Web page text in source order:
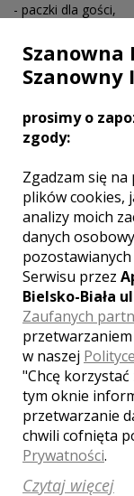
- paczki dla gości,
Serdecznie
Mamy nadzieję,
GALERIA
Wesele Kraków
Brzesko,
prosimy o
zgody:
Zgadzam się
plików cookies,
analizy moich
danych
Serwisu przez
Bielsko-Biała
Zaufanych
w naszej
"Chcę
tym oknie
przetwarzanie
chwili cofnięta
Prywatności.
Czytaj więcej